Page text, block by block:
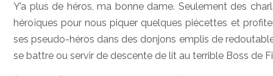
Y’a plus de héros, ma bonne dame. Seulement des
héroïques pour nous piquer quelques piécettes et
ses pseudo-héros dans des donjons emplis de
se battre ou servir de descente de lit au terrible Boss de